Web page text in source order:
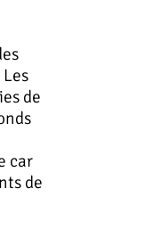
de
car
de